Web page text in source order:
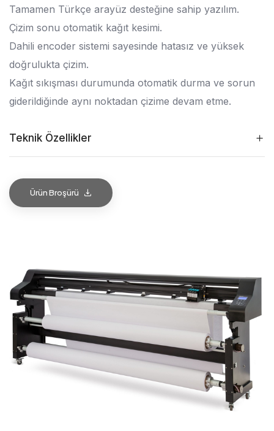
Tamamen Türkçe arayüz desteğine sahip yazılım.
Çizim sonu otomatik kağıt kesimi.
Dahili encoder sistemi sayesinde hatasız ve yüksek
doğrulukta çizim.
Kağıt sıkışması durumunda otomatik durma ve sorun
giderildiğinde aynı noktadan çizime devam etme.
Teknik Özellikler
Ürün Broşürü